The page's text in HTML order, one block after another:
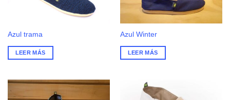
Azul trama
LEER MÁS
Azul Winter
LEER MÁS